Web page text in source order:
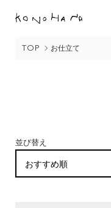
TOP お仕立て
並び替え